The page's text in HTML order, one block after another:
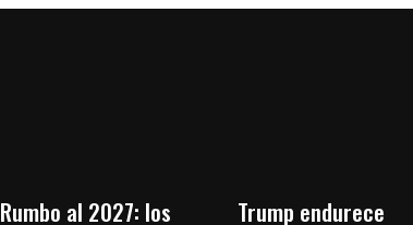
Rumbo al 2027: los
Trump endurece